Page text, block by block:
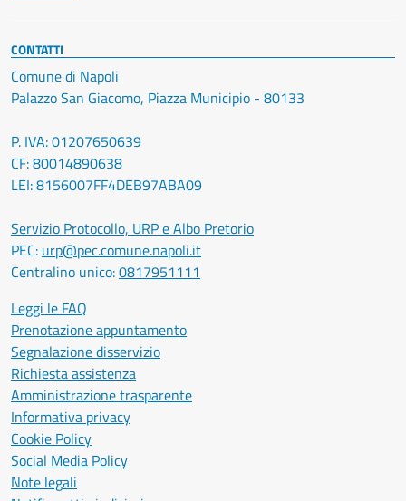
CONTATTI
Comune di Napoli
Palazzo San Giacomo, Piazza Municipio - 80133
P. IVA: 01207650639
CF: 80014890638
LEI: 8156007FF4DEB97ABA09
Servizio Protocollo, URP e Albo Pretorio
PEC: urp@pec.comune.napoli.it
Centralino unico:0817951111
Leggi le FAQ
Prenotazione appuntamento
Segnalazione disservizio
Richiesta assistenza
Amministrazione trasparente
Informativa privacy
Cookie Policy
Social Media Policy
Note legali